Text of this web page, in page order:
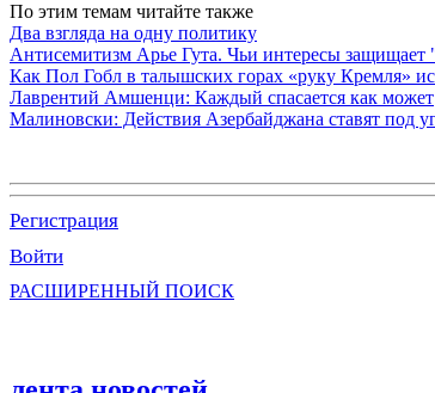
По этим темам читайте также
Два взгляда на одну политику
Антисемитизм Арье Гута. Чьи интересы защищает
Как Пол Гобл в талышских горах «руку Кремля»
Лаврентий Амшенци: Каждый спасается как может
Малиновски: Действия Азербайджана ставят под
Регистрация
Войти
РАСШИРЕННЫЙ ПОИСК